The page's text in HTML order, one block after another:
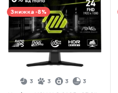
Знижка -8%
3 3 3 3